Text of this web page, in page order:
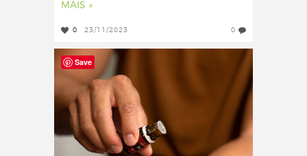
MAIS »
0 23/11/2023 0
Save